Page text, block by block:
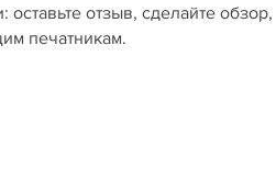
отзыв, сделайте обзор,
печатникам.